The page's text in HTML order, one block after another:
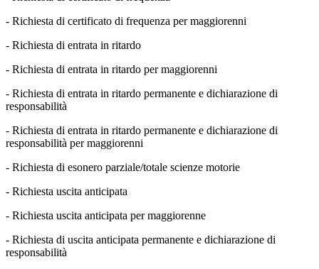
- Richiesta di certificato di frequenza per maggiorenni
- Richiesta di entrata in ritardo
- Richiesta di entrata in ritardo per maggiorenni
- Richiesta di entrata in ritardo permanente e dichiarazione di
responsabilità
- Richiesta di entrata in ritardo permanente e dichiarazione di
responsabilità per maggiorenni
- Richiesta di esonero parziale/totale scienze motorie
- Richiesta uscita anticipata
- Richiesta uscita anticipata per maggiorenne
- Richiesta di uscita anticipata permanente e dichiarazione di
responsabilità